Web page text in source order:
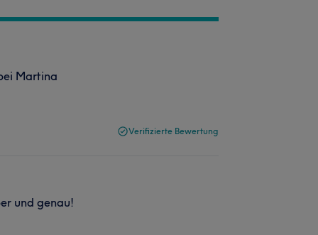
Martina
Verifizierte Bewertung
und genau!